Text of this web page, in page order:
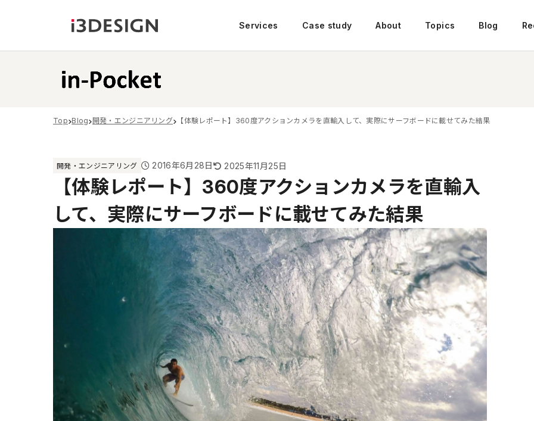
Services Case study About Topics Blog
Top Blog 開発・エンジニアリング 【体験レポート】360度アクションカメラを直輸入して、実際にサーフボードに載せてみた結果
開発・エンジニアリング 2016年6月28日 2025年11月25日
【体験レポート】360度アクションカメラを直輸入
して、実際にサーフボードに載せてみた結果